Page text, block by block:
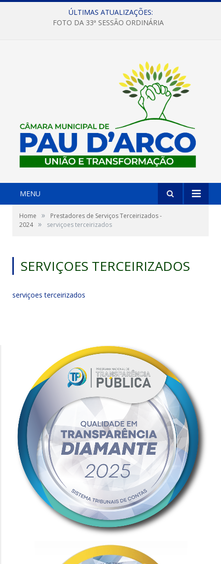
ÚLTIMAS ATUALIZAÇÕES:
FOTO DA 33ª SESSÃO ORDINÁRIA
MENU
Home »
Prestadores de Serviços Terceirizados -
2024 » serviçoes terceirizados
SERVIÇOES TERCEIRIZADOS
serviçoes terceirizados